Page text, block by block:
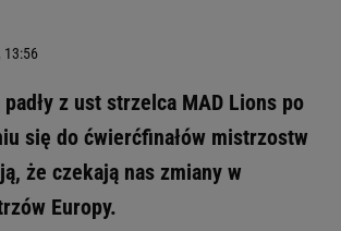
13:56
padły z ust strzelca MAD Lions po
się do ćwierćfinałów mistrzostw
że czekają nas zmiany w
Europy.